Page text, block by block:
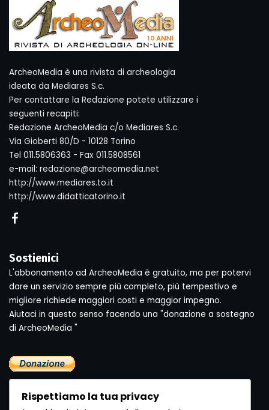
ArcheoMedia è una rivista di archeologia
ideata da Mediares S.c.
Per contattare la Redazione potete utilizzare i
seguenti recapiti:
Redazione ArcheoMedia c/o Mediares S.c.
Via Gioberti 80/D - 10128 Torino
Tel 011.5806363 - Fax 011.5808561
e-mail: redazione@archeomedia.net
http://www.mediares.to.it
http://www.didatticatorino.it
Sostienici
L'abbonamento ad ArcheoMedia è gratuito, ma per potervi
dare un servizio sempre più completo, più tempestivo e
migliore richiede maggiori costi e maggior impegno.
Aiutaci in questo senso facendo una "donazione a sostegno
di ArcheoMedia "
Rispettiamo la tua privacy